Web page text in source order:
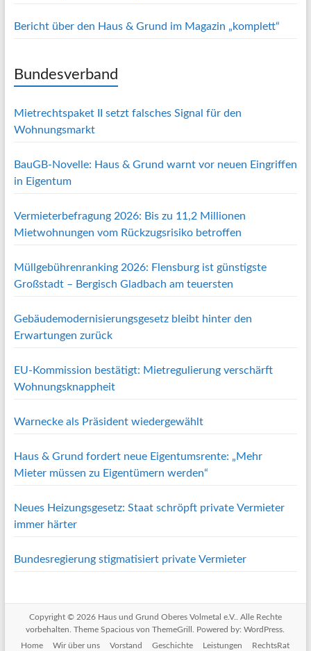
Bericht über den Haus & Grund im Magazin „komplett“
Bundesverband
Mietrechtspaket II setzt falsches Signal für den
Wohnungsmarkt
BauGB-Novelle: Haus & Grund warnt vor neuen Eingriffen
in Eigentum
Vermieterbefragung 2026: Bis zu 11,2 Millionen
Mietwohnungen vom Rückzugsrisiko betroffen
Müllgebührenranking 2026: Flensburg ist günstigste
Großstadt – Bergisch Gladbach am teuersten
Gebäudemodernisierungsgesetz bleibt hinter den
Erwartungen zurück
EU-Kommission bestätigt: Mietregulierung verschärft
Wohnungsknappheit
Warnecke als Präsident wiedergewählt
Haus & Grund fordert neue Eigentumsrente: „Mehr
Mieter müssen zu Eigentümern werden“
Neues Heizungsgesetz: Staat schröpft private Vermieter
immer härter
Bundesregierung stigmatisiert private Vermieter
Copyright © 2026 Haus und Grund Oberes Volmetal e.V.
. Alle Rechte
vorbehalten. ThemeSpacious von ThemeGrill. Powered by:WordPress
Home
Wir über uns Vorstand Geschichte Leistungen RechtsRat